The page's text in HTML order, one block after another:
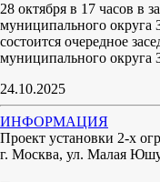
28 октября в 17 часов в
муниципального округа
состоится очередное
муниципального округа
24.10.2025
ИНФОРМАЦИЯ
Проект установки 2-х
г. Москва, ул. Малая